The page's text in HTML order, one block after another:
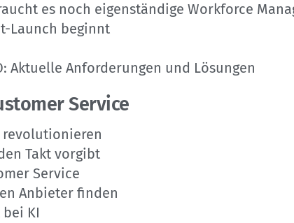
es noch eigenständige Workforce
Launch beginnt
Aktuelle Anforderungen und Lösungen
Service
revolutionieren
Takt vorgibt
Service
Anbieter finden
KI